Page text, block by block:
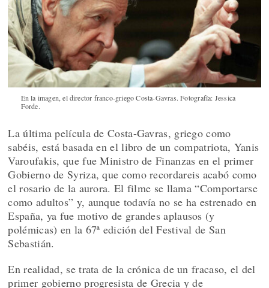
En la imagen, el director franco-griego Costa-Gavras. Fotografía: Jessica
Forde.
La última película de Costa-Gavras, griego como
sabéis, está basada en el libro de un compatriota, Yanis
Varoufakis, que fue Ministro de Finanzas en el primer
Gobierno de Syriza, que como recordareis acabó como
el rosario de la aurora. El filme se llama “Comportarse
como adultos” y, aunque todavía no se ha estrenado en
España, ya fue motivo de grandes aplausos (y
polémicas) en la 67ª edición del Festival de San
Sebastián.
En realidad, se trata de la crónica de un fracaso, el del
primer gobierno progresista de Grecia y de